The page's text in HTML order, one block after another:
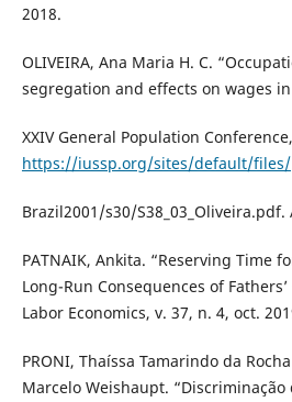
2018.
OLIVEIRA, Ana Maria H. C.
segregation and effects on wages
XXIV General Population
https://iussp.org/sites/default/files/
Brazil2001/s30/
PATNAIK, Ankita. “Reserving Time
Long-Run Consequences of
Labor Economics, v. 37, n. 4, oct.
PRONI, Thaíssa Tamarindo da
Marcelo Weishaupt.